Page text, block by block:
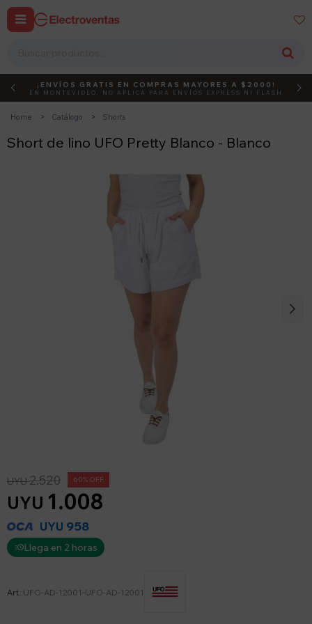
 
DEBUT ACTIVÁ EL CÓDIGO
¡ENVÍOS GRATIS EN COMPRAS MAYORES A $2000!
EN MONTEVIDEO, NO APLICA PARA ENVÍOS EXPRESS NI FLASH
Home Catálogo Shorts
Short de lino UFO Pretty Blanco - Blanco
UYU 1.008
UYU2.520 60
UYU 958
Llega en 2 horas
UFO-AD-12001-UFO-AD-12001